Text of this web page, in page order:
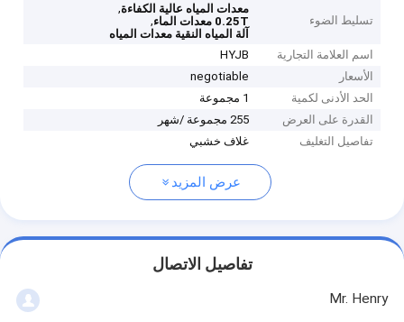
تسليط الضوء
معدات المياه عالية الكفاءة,
0.25T معدات الماء
,
آلة المياه النقية معدات المياه
اسم العلامة التجارية
HYJB
الأسعار
negotiable
الحد الأدنى لكمية
1 مجموعة
القدرة على العرض
255 مجموعة /شهر
تفاصيل التغليف
غلاف خشبي
عرض المزيد
تفاصيل الاتصال
Mr. Henry